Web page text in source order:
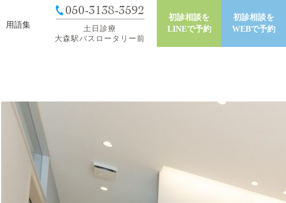
用語集
050-3138-3592
土日診療
大森駅バスロータリー前
初診相談を
LINEで予約
初診相談を
WEBで予約